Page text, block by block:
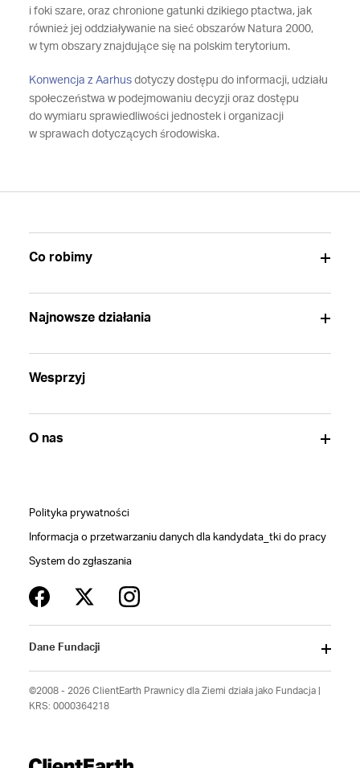
i foki szare, oraz chronione gatunki dzikiego ptactwa, jak
również jej oddziaływanie na sieć obszarów Natura 2000,
w tym obszary znajdujące się na polskim terytorium.
Konwencja z Aarhusdotyczy dostępu do informacji, udziału
społeczeństwa w podejmowaniu decyzji oraz dostępu
do wymiaru sprawiedliwości jednostek i organizacji
w sprawach dotyczących środowiska.
Co robimy
Najnowsze działania
Wesprzyj
O nas
Polityka prywatności
Informacja o przetwarzaniu danych dla kandydata_tki do pracy
System do zgłaszania
Dane Fundacji
©2008 - 2026 ClientEarth Prawnicy dla Ziemi działa jako Fundacja |
KRS: 0000364218